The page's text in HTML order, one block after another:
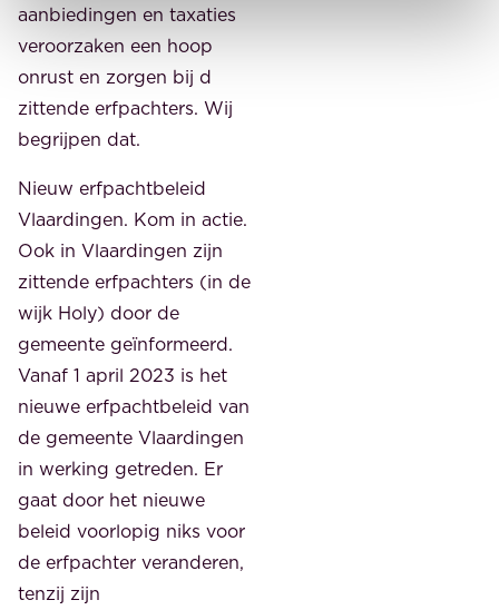
aanbiedingen en taxaties
veroorzaken een hoop
onrust en zorgen bij d
zittende erfpachters. Wij
begrijpen dat.
Nieuw erfpachtbeleid
Vlaardingen. Kom in actie.
Ook in Vlaardingen zijn
zittende erfpachters (in de
wijk Holy) door de
gemeente geïnformeerd.
Vanaf 1 april 2023 is het
nieuwe erfpachtbeleid van
de gemeente Vlaardingen
in werking getreden. Er
gaat door het nieuwe
beleid voorlopig niks voor
de erfpachter veranderen,
tenzij zijn